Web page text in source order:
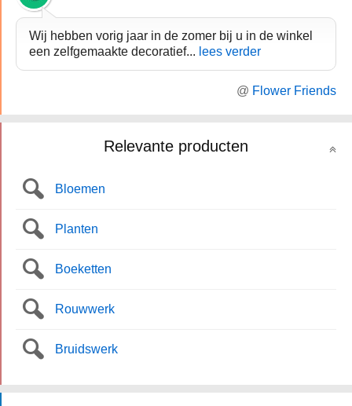
Wij hebben vorig jaar in de zomer bij u in de winkel
een zelfgemaakte decoratief... lees verder
@ Flower Friends
Relevante producten
Bloemen
Planten
Boeketten
Rouwwerk
Bruidswerk